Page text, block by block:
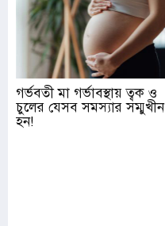
গর্ভবতী মা গর্ভাবস্থায় ত্বক ও
চুলের যেসব সমস্যার সম্মুখীন
হন!